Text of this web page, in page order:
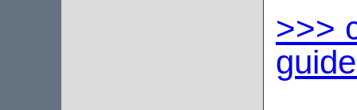
>>>